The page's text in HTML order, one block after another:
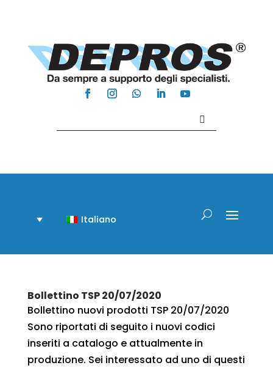
Italiano
Bollettino TSP 20/07/2020
Bollettino nuovi prodotti TSP 20/07/2020
Sono riportati di seguito i nuovi codici
inseriti a catalogo e attualmente in
produzione. Sei interessato ad uno di questi